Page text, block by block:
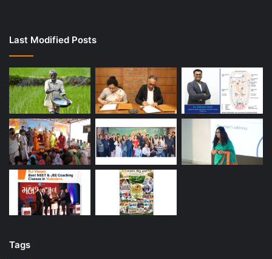
Last Modified Posts
Tags